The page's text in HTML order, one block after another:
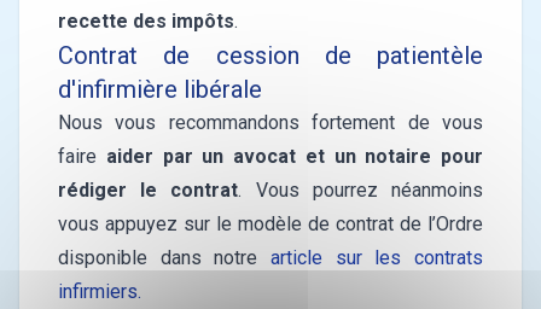
recette des impôts.
Contrat de cession de patientèle
d'infirmière libérale
Nous vous recommandons fortement de vous
faire aider par un avocat et un notaire pour
rédiger le contrat. Vous pourrez néanmoins
vous appuyez sur le modèle de contrat de l’Ordre
disponible dans notre article sur les contrats
infirmiers.